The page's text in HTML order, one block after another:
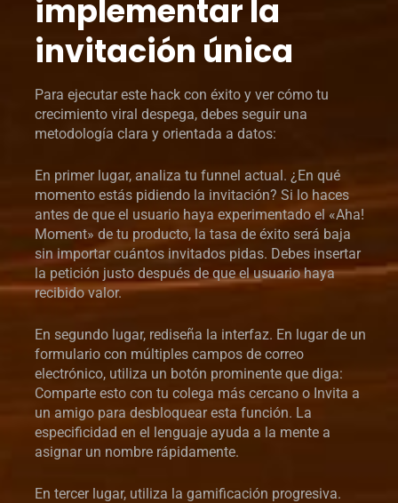
implementar la
invitación única
Para ejecutar este hack con éxito y ver cómo tu
crecimiento viral despega, debes seguir una
metodología clara y orientada a datos:
En primer lugar, analiza tu funnel actual. ¿En qué
momento estás pidiendo la invitación? Si lo haces
antes de que el usuario haya experimentado el «Aha!
Moment» de tu producto, la tasa de éxito será baja
sin importar cuántos invitados pidas. Debes insertar
la petición justo después de que el usuario haya
recibido valor.
En segundo lugar, rediseña la interfaz. En lugar de un
formulario con múltiples campos de correo
electrónico, utiliza un botón prominente que diga:
Comparte esto con tu colega más cercano o Invita a
un amigo para desbloquear esta función. La
especificidad en el lenguaje ayuda a la mente a
asignar un nombre rápidamente.
En tercer lugar, utiliza la gamificación progresiva.